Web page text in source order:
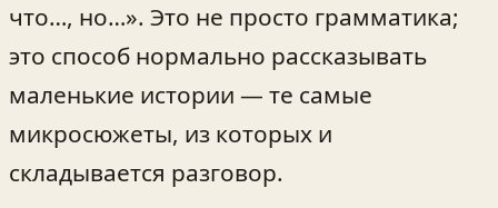
что…, но…». Это не просто грамматика;
это способ нормально рассказывать
маленькие истории — те самые
микросюжеты, из которых и
складывается разговор.